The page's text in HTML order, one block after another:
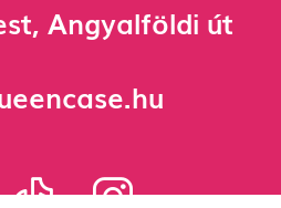
Angyalföldi út